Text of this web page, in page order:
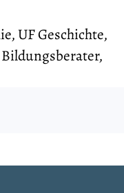
UF Ge­schichte,